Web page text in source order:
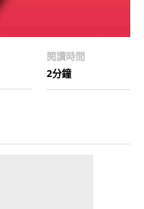
閱讀時間
2分鐘